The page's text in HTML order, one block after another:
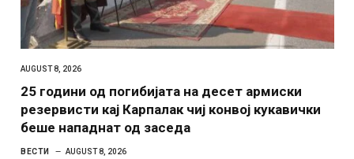
AUGUST 8, 2026
25 години од погибијата на десет армиски
резервисти кај Карпалак чиј конвој кукавички
беше нападнат од заседа
ВЕСТИ AUGUST 8, 2026